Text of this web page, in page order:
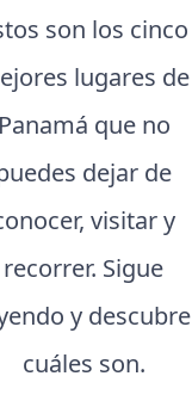
son los cinco
lugares de
Panamá que no
dejar de
visitar y
recorrer. Sigue
y descubre
cuáles son.